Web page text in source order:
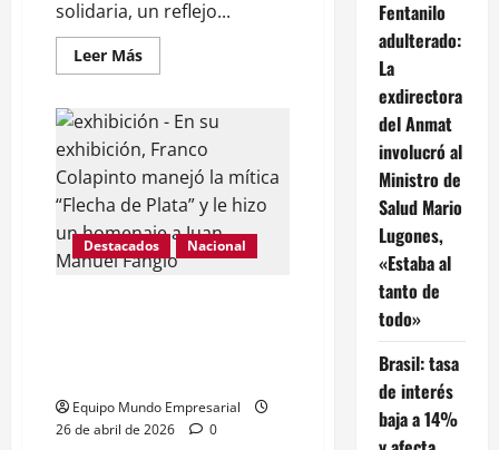
solidaria, un reflejo...
Leer MásLeer
más
CONCIENCIA:
La
angustia
de
Julián
Weich
por
el
cierre
de
su
Destacados Nacional
Equipo Mundo Empresarial
26 de abril de 2026
0
Fentanilo
adulterado:
La
exdirectora
del Anmat
involucró al
Ministro de
Salud Mario
Lugones,
«Estaba al
tanto de
todo»
Brasil: tasa
de interés
baja a 14%